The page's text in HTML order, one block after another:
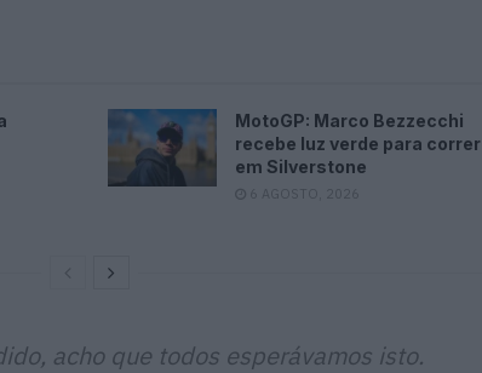
MotoGP: Marco Bezzecchi
recebe luz verde para correr
em Silverstone
6 AGOSTO, 2026
acho que todos esperávamos isto.